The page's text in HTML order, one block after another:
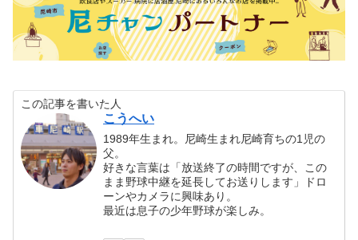
この記事を書いた人
こうへい
1989年生まれ。尼崎生まれ尼崎育ちの1児の
父。
好きな言葉は「放送終了の時間ですが、この
まま野球中継を延長してお送りします」ドロ
ーンやカメラに興味あり。
最近は息子の少年野球が楽しみ。